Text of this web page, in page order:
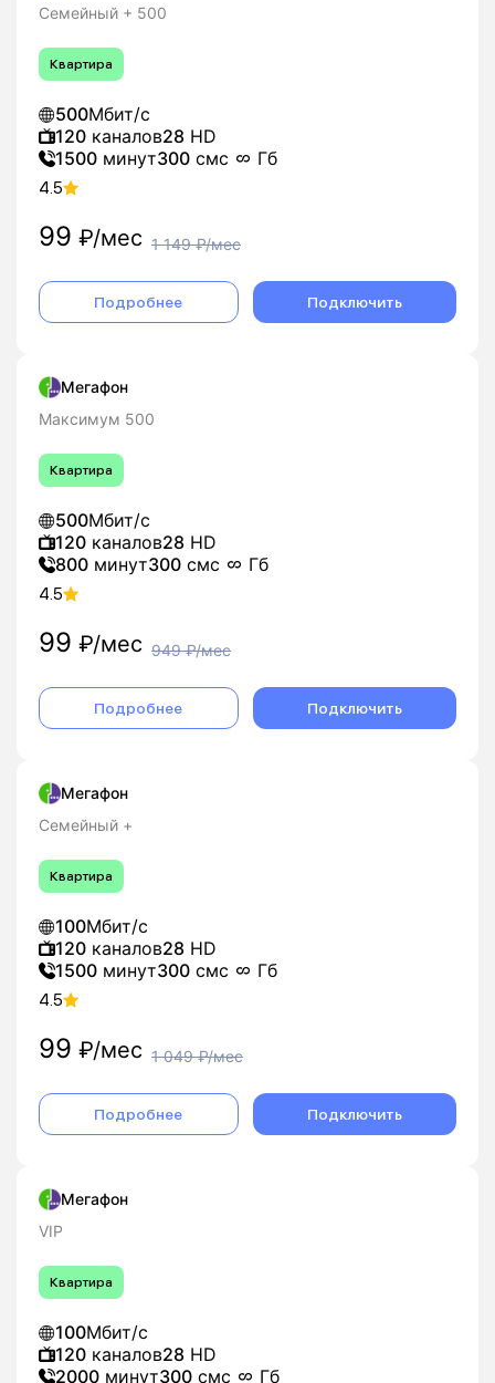
Семейный + 500
Квартира
500Мбит/с
120 каналов28 HD
1500 минут300 смс Гб
4.5
99 ₽/мес 1 149₽/мес
Подробнее Подключить
Мегафон
Максимум 500
Квартира
500Мбит/с
120 каналов28 HD
800 минут300 смс Гб
4.5
99 ₽/мес 949₽/мес
Подробнее Подключить
Мегафон
Семейный +
Квартира
100Мбит/с
120 каналов28 HD
1500 минут300 смс Гб
4.5
99 ₽/мес 1 049₽/мес
Подробнее Подключить
Мегафон
VIP
Квартира
100Мбит/с
120 каналов28 HD
2000 минут300 смс Гб